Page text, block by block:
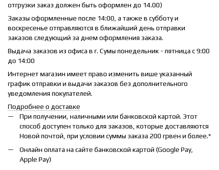
отгрузки заказ должен быть оформлен до 14.00)
Заказы оформленные после 14:00, а также в субботу и
воскресенье отправляются в ближайший день отправки
заказов следующий за днем оформления заказа.
Выдача заказов из офиса в г. Сумы понедельник - пятница с 9:00
до 14:00
Интернет магазин имеет право изменить више указанный
график отправки и выдачи заказов без дополнительного
уведомления покупателей.
Подробнее о доставке
При получении, наличными или банковской картой. Этот
способ доступен только для заказов, которые доставляются
Новой почтой, при условии суммы заказа 200 грвен и более.*
Онлайн оплата на сайте банковской картой (Google Pay,
Apple Pay)